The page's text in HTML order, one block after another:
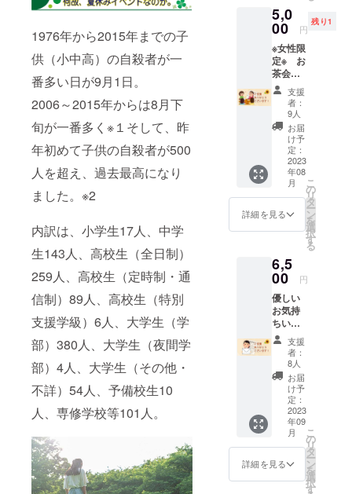
1976年から2015年までの子
供（小中高）の自殺者が一
番多い日が9月1日。
2006～2015年からは8月下
旬が一番多く※１そして、昨
年初めて子供の自殺者が500
人を超え、過去最高になり
ました。※2
内訳は、小学生17人、中学
生143人、高校生（全日制）
259人、高校生（定時制・通
信制）89人、高校生（特別
支援学級）6人、大学生（学
部）380人、大学生（夜間学
部）4人、大学生（その他・
不詳）54人、予備校生10
人、専修学校等101人。
付致し
ます。
※反社・
風俗関
係は掲
載出来
ませ
ん。 1
支援で
ひとり
親家庭
の1名分
(軽食含
む）の
ご提供
金額と
同額に
す。※支
でご自
身の参
来ませ
ん。 ・
複数人
支援希
望で2
口・3口
と申込
画面で
増やす
ことが
出来ま
す。 ・
のご支
援でも
5,0
00 円
残り1
※女性限
定※ お
茶会参
加で支
援 ■プ
ロジェ
クト運
営の私
加藤と
飯塚か
こさ
ん・齋
藤アキ
さんと3
人で、
一緒に
時間を
過ごし
ましょ
う♪ 場
所：都
内カ
フェ
（プロ
ジェク
ト終了
後お知
らせい
たしま
す） 日
程：8月
2日
（水）
間：2時
支援
者：
9人
お届
け予
定：
2023
年08
月
詳細を見る
こ
の
リ
タ
ー
ン
を
選
択
す
る
6,5
00 円
優しい
お気持
ちいた
だきま
す！ ■
お礼の
メール
■参加者
様の感
想レ
ポート
PDFを
メール
にて添
付致し
ます。
支援
者：
8人
お届
け予
定：
2023
年09
月
詳細を見る
こ
の
リ
タ
ー
ン
を
選
択
す